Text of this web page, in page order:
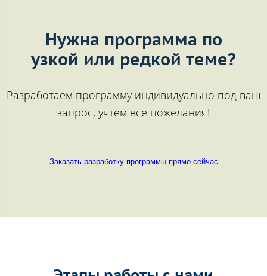
Нужна программа по
узкой или редкой теме?
Разработаем программу индивидуально под ваш
запрос, учтем все пожелания!
Заказать разработку программы прямо сейчас